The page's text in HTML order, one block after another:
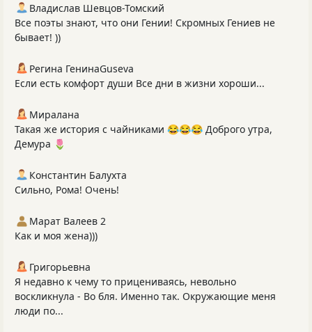
Владислав Шевцов-Томский
Все поэты знают, что они Гении! Скромных Гениев не
бывает! ))
Регина ГенинаGuseva
Если есть комфорт души Все дни в жизни хороши...
Миралана
Такая же история с чайниками 😂😂😂 Доброго утра,
Демура 🌷
Константин Балухта
Сильно, Рома! Очень!
Марат Валеев 2
Как и моя жена)))
Григорьевна
Я недавно к чему то прицениваясь, невольно
воскликнула - Во бля. Именно так. Окружающие меня
люди по...